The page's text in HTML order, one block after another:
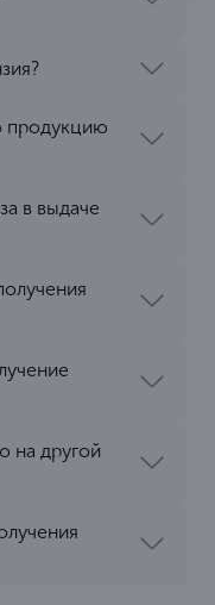
продукцию
в выдаче
на другой